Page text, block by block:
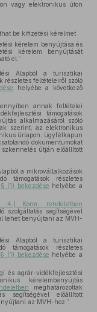
vagy elektronikus úton
be kifizetési kérelmet
kérelem benyújtása és
kérelem benyújtását
el.”
Alapból a turisztikai
részletes feltételeiről szóló
helyébe a következő
annak feltételei
támogatások
alkalmazásáról szóló
szerint, az elektronikus
űrlapon, ügyfélkapun
dokumentumokat
útján előállított
a mikrovállalkozások
támogatások részletes
(1) bekezdése helyébe a
4.) Korm. rendeletben
szolgáltatás segítségével
lehet benyújtani az MVH-
Alapból a turisztikai
támogatások részletes
(1) bekezdése helyébe a
és agrár-vidékfejlesztési
kérelembenyújtás
meghatározottak
segítségével előállított
az MVH-hoz.”